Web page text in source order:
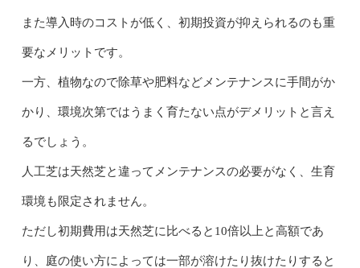
また導入時のコストが低く、初期投資が抑えられるのも重
要なメリットです。
一方、植物なので除草や肥料などメンテナンスに手間がか
かり、環境次第ではうまく育たない点がデメリットと言え
るでしょう。
人工芝は天然芝と違ってメンテナンスの必要がなく、生育
環境も限定されません。
ただし初期費用は天然芝に比べると10倍以上と高額であ
り、庭の使い方によっては一部が溶けたり抜けたりすると